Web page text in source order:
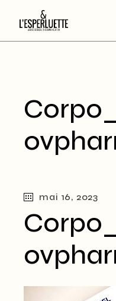
mai 16, 2023